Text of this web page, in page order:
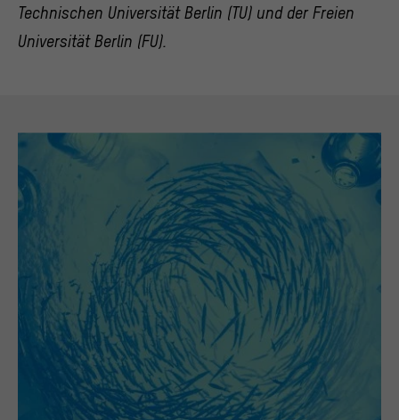
Technischen Universität Berlin (TU) und der Freien
Universität Berlin (FU).
>Datenschutzerklärung>Impressum